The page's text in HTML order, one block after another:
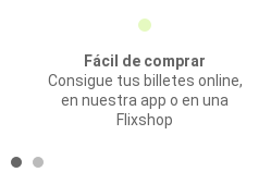
Fácil de comprar
Consigue tus billetes online,
en nuestra app o en una
Flixshop